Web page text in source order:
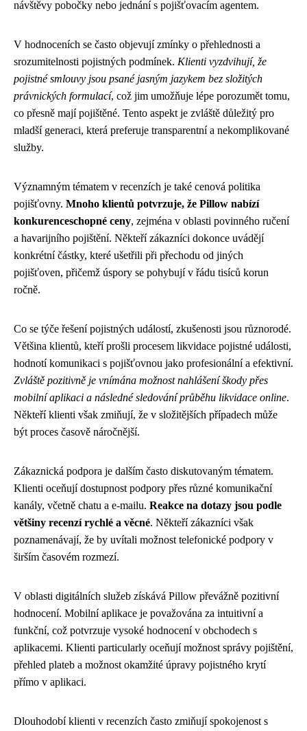
návštěvy pobočky nebo jednání s pojišťovacím agentem.
V hodnoceních se často objevují zmínky o přehlednosti a
srozumitelnosti pojistných podmínek. Klienti vyzdvihují, že
pojistné smlouvy jsou psané jasným jazykem bez složitých
právnických formulací, což jim umožňuje lépe porozumět tomu,
co přesně mají pojištěné. Tento aspekt je zvláště důležitý pro
mladší generaci, která preferuje transparentní a nekomplikované
služby.
Významným tématem v recenzích je také cenová politika
pojišťovny. Mnoho klientů potvrzuje, že Pillow nabízí
konkurenceschopné ceny, zejména v oblasti povinného ručení
a havarijního pojištění. Někteří zákazníci dokonce uvádějí
konkrétní částky, které ušetřili při přechodu od jiných
pojišťoven, přičemž úspory se pohybují v řádu tisíců korun
ročně.
Co se týče řešení pojistných událostí, zkušenosti jsou různorodé.
Většina klientů, kteří prošli procesem likvidace pojistné události,
hodnotí komunikaci s pojišťovnou jako profesionální a efektivní.
Zvláště pozitivně je vnímána možnost nahlášení škody přes
mobilní aplikaci a následné sledování průběhu likvidace online.
Někteří klienti však zmiňují, že v složitějších případech může
být proces časově náročnější.
Zákaznická podpora je dalším často diskutovaným tématem.
Klienti oceňují dostupnost podpory přes různé komunikační
kanály, včetně chatu a e-mailu. Reakce na dotazy jsou podle
většiny recenzí rychlé a věcné. Někteří zákazníci však
poznamenávají, že by uvítali možnost telefonické podpory v
širším časovém rozmezí.
V oblasti digitálních služeb získává Pillow převážně pozitivní
hodnocení. Mobilní aplikace je považována za intuitivní a
funkční, což potvrzuje vysoké hodnocení v obchodech s
aplikacemi. Klienti particularly oceňují možnost správy pojištění,
přehled plateb a možnost okamžité úpravy pojistného krytí
přímo v aplikaci.
Dlouhodobí klienti v recenzích často zmiňují spokojenost s